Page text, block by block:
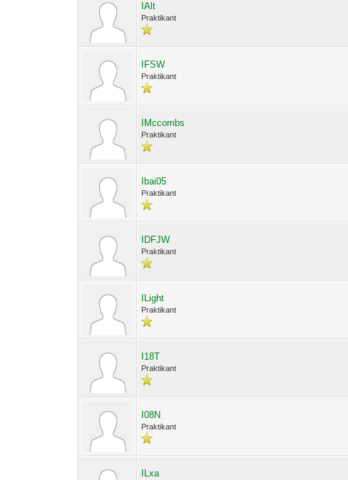
IAlt
Praktikant
IFSW
Praktikant
IMccombs
Praktikant
Ibai05
Praktikant
IDFJW
Praktikant
ILight
Praktikant
I18T
Praktikant
I08N
Praktikant
ILxa